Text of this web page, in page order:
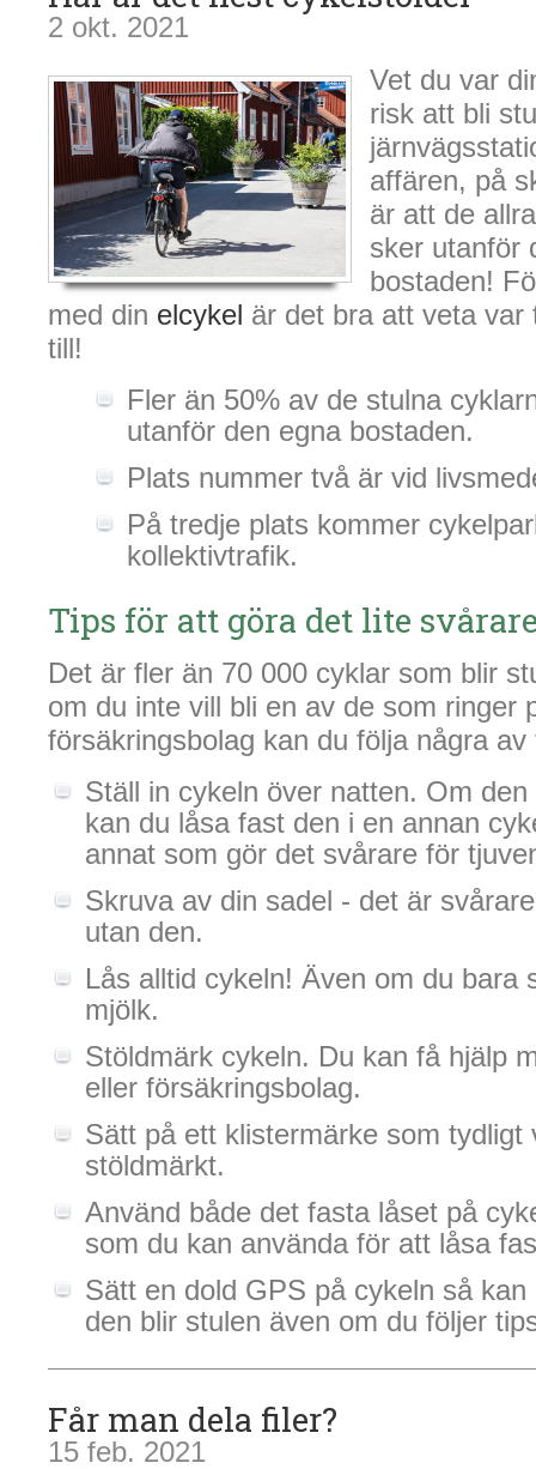
2 okt. 2021
Vet du var
risk att bli
affären, på
är att de
sker utanför
bostaden!
med din elcykel är det bra att veta var
till!
Fler än 50% av de stulna
utanför den egna bostaden.
Plats nummer två är vid
På tredje plats kommer
kollektivtrafik.
Tips för att göra det lite
Det är fler än 70 000 cyklar som blir
om du inte vill bli en av de som ringer
försäkringsbolag kan du följa några
Ställ in cykeln över natten. Om
kan du låsa fast den i en annan
annat som gör det svårare för
Skruva av din sadel - det är
utan den.
Lås alltid cykeln! Även om du bara
mjölk.
Stöldmärk cykeln. Du kan få hjälp
eller försäkringsbolag.
Sätt på ett klistermärke som tydligt
stöldmärkt.
Använd både det fasta låset på
som du kan använda för att låsa
Sätt en dold GPS på cykeln så
den blir stulen även om du följer
Får man dela filer?
15 feb. 2021